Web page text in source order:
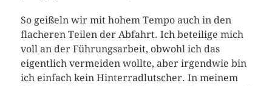
So geißeln wir mit hohem Tempo auch in den
flacheren Teilen der Abfahrt. Ich beteilige mich
voll an der Führungsarbeit, obwohl ich das
eigentlich vermeiden wollte, aber irgendwie bin
ich einfach kein Hinterradlutscher. In meinem